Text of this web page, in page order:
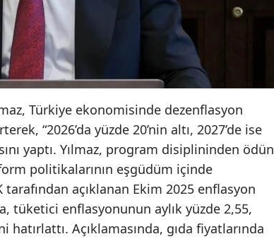
Türkiye ekonomisinde dezenflasyon
“2026’da yüzde 20’nin altı, 2027’de ise
yaptı. Yılmaz, program disiplininden ödün
politikalarının eşgüdüm içinde
açıklanan Ekim 2025 enflasyon
tüketici enflasyonunun aylık yüzde 2,55,
Açıklamasında, gıda fiyatlarında